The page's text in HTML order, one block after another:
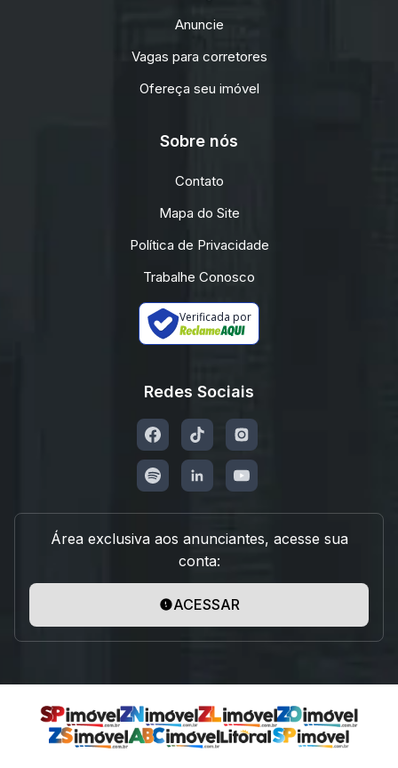
Anuncie
Vagas para corretores
Ofereça seu imóvel
Sobre nós
Contato
Mapa do Site
Política de Privacidade
Trabalhe Conosco
Verificada por
Redes Sociais
Área exclusiva aos anunciantes, acesse sua
conta:
ACESSAR